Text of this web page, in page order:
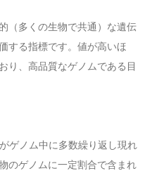
（多くの生物で共通）な遺伝
する指標です。値が高いほ
り、高品質なゲノムである目
ゲノム中に多数繰り返し現れ
のゲノムに一定割合で含まれ